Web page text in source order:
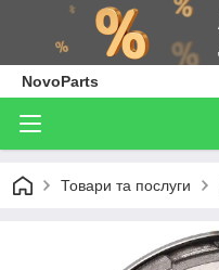
NovoParts
Товари та послуги